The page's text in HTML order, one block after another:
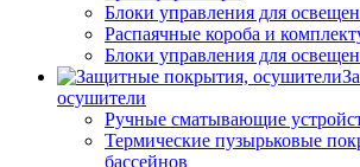
Блоки управления для
Распаячные короба и
Блоки управления для
осушители
Ручные сматывающие
Термические пузырьковые
бассейнов